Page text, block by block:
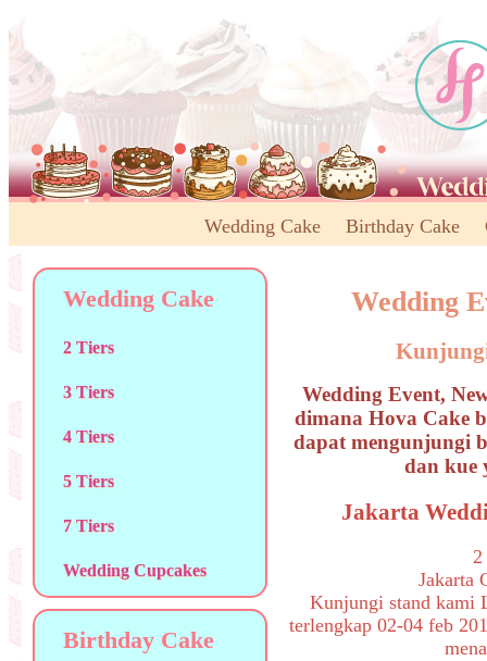
Wedding Cake Birthday Cake
Wedding Cake
2 Tiers
3 Tiers
4 Tiers
5 Tiers
7 Tiers
Wedding Cupcakes
Birthday Cake
Wedding
Wedding Event,
dimana Hova Cake
dapat mengunjungi
dan kue
Jakarta
2
Jakarta
Kunjungi stand kami
terlengkap 02-04 feb